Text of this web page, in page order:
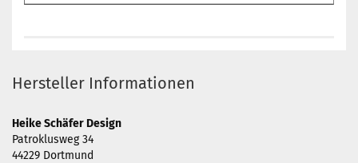
Hersteller Informationen
Heike Schäfer Design
Patroklusweg 34
44229 Dortmund